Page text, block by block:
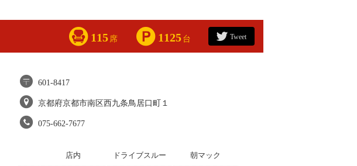
115 席 1125 台 Tweet
601-8417
京都府京都市南区西九条鳥居口町１
075-662-7677
店内 ドライブスルー 朝マック